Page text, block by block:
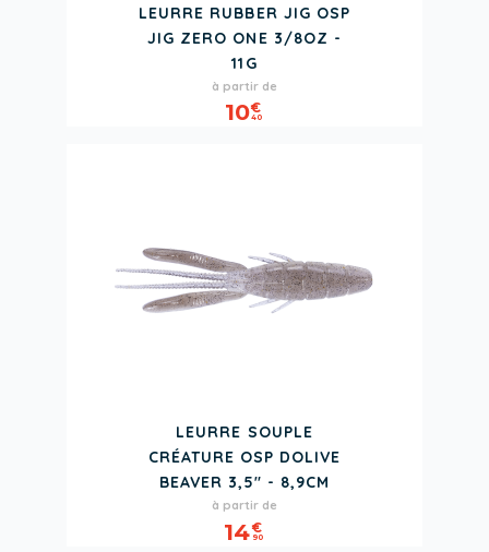
LEURRE RUBBER JIG OSP
JIG ZERO ONE 3/8OZ -
11G
Prix
à partir de
10€
40
LEURRE SOUPLE
CRÉATURE OSP DOLIVE
BEAVER 3,5" - 8,9CM
Prix
à partir de
14€
90